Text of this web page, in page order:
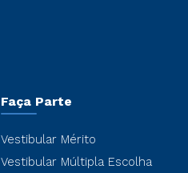
Faça Parte
Vestibular Mérito
Vestibular Múltipla Escolha